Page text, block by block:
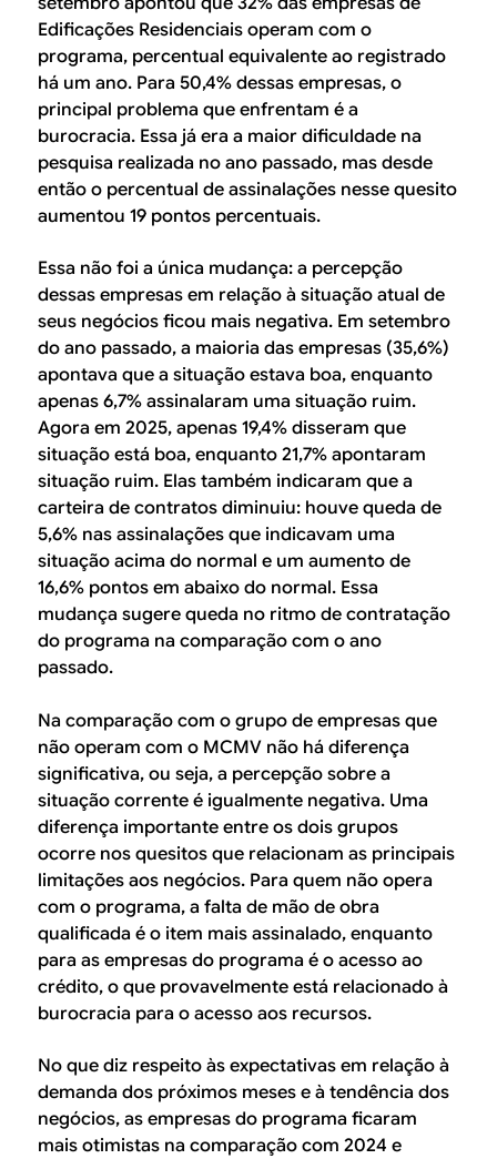
Edificações Residenciais operam com o
programa, percentual equivalente ao registrado
há um ano. Para 50,4% dessas empresas, o
principal problema que enfrentam é a
burocracia. Essa já era a maior dificuldade na
pesquisa realizada no ano passado, mas desde
então o percentual de assinalações nesse quesito
aumentou 19 pontos percentuais.
Essa não foi a única mudança: a percepção
dessas empresas em relação à situação atual de
seus negócios ficou mais negativa. Em setembro
do ano passado, a maioria das empresas (35,6%)
apontava que a situação estava boa, enquanto
apenas 6,7% assinalaram uma situação ruim.
Agora em 2025, apenas 19,4% disseram que
situação está boa, enquanto 21,7% apontaram
situação ruim. Elas também indicaram que a
carteira de contratos diminuiu: houve queda de
5,6% nas assinalações que indicavam uma
situação acima do normal e um aumento de
16,6% pontos em abaixo do normal. Essa
mudança sugere queda no ritmo de contratação
do programa na comparação com o ano
passado.
Na comparação com o grupo de empresas que
não operam com o MCMV não há diferença
significativa, ou seja, a percepção sobre a
situação corrente é igualmente negativa. Uma
diferença importante entre os dois grupos
ocorre nos quesitos que relacionam as principais
limitações aos negócios. Para quem não opera
com o programa, a falta de mão de obra
qualificada é o item mais assinalado, enquanto
para as empresas do programa é o acesso ao
crédito, o que provavelmente está relacionado à
burocracia para o acesso aos recursos.
No que diz respeito às expectativas em relação à
demanda dos próximos meses e à tendência dos
negócios, as empresas do programa ficaram
mais otimistas na comparação com 2024 e